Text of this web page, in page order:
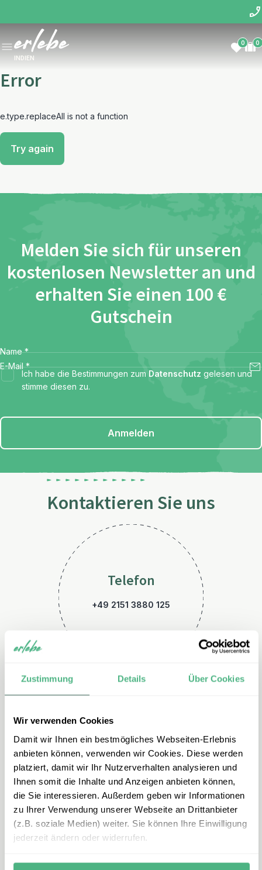
Zustimmung Details Über Cookies
Wir verwenden Cookies
Damit wir Ihnen ein bestmögliches Webseiten-Erlebnis
anbieten können, verwenden wir Cookies. Diese werden
platziert, damit wir Ihr Nutzerverhalten analysieren und
Ihnen somit die Inhalte und Anzeigen anbieten können,
die Sie interessieren. Außerdem geben wir Informationen
zu Ihrer Verwendung unserer Webseite an Drittanbieter
(z.B. soziale Medien) weiter. Sie können Ihre Einwilligung
jederzeit ändern oder widerrufen.
INDIEN
0 0
Error
e.type.replaceAll is not a function
Try again
Melden Sie sich für unseren
kostenlosen Newsletter an und
erhalten Sie einen 100 €
Gutschein
Name *
E-Mail *
Ich habe die Bestimmungen zum Datenschutz gelesen und
stimme diesen zu.
Anmelden
Kontaktieren Sie uns
Telefon
+49 2151 3880 125
E-Mail
indien@erlebe.de